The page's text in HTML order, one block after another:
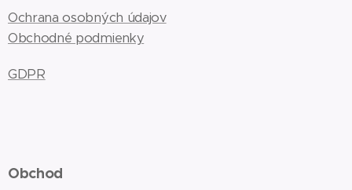
Ochrana osobných údajov
Obchodné podmienky
GDPR
Obchod